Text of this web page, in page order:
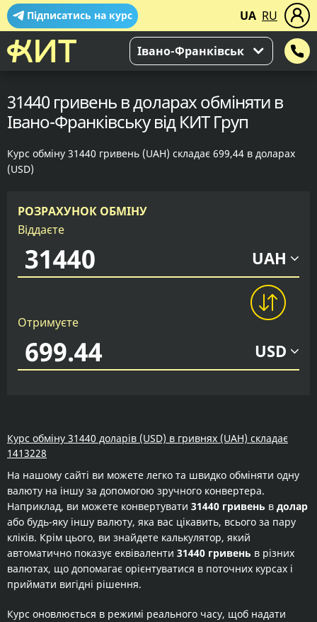
Підписатись на курс UA RU
Івано-Франківськ
31440 гривень в доларах обміняти в
Івано-Франківську від КИТ Груп
Курс обміну 31440 гривень (UAH) складає 699,44 в доларах
(USD)
РОЗРАХУНОК ОБМІНУ
Віддаєте
UAH
Отримуєте
USD
Курс обміну 31440 доларів (USD) в гривнях (UAH) складає
1413228
На нашому сайті ви можете легко та швидко обміняти одну
валюту на іншу за допомогою зручного конвертера.
Наприклад, ви можете конвертувати 31440 гривень в долар
або будь-яку іншу валюту, яка вас цікавить, всього за пару
кліків. Крім цього, ви знайдете калькулятор, який
автоматично показує еквіваленти 31440 гривень в різних
валютах, що допомагає орієнтуватися в поточних курсах і
приймати вигідні рішення.
Курс оновлюється в режимі реального часу, щоб надати